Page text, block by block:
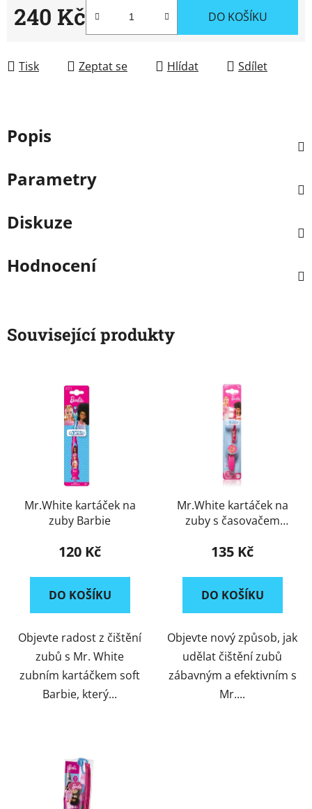
240 Kč DO KOŠÍKU
Tisk Zeptat se Hlídat Sdílet
Popis
Parametry
Diskuze
Hodnocení
Související produkty
Mr.White kartáček na
zuby Barbie
120 Kč
DO KOŠÍKU
Objevte radost z čištění
zubů s Mr. White
zubním kartáčkem soft
Barbie, který...
Mr.White kartáček na
zuby s časovačem
135 Kč
DO KOŠÍKU
Objevte nový způsob, jak
udělat čištění zubů
zábavným a efektivním s
Mr....